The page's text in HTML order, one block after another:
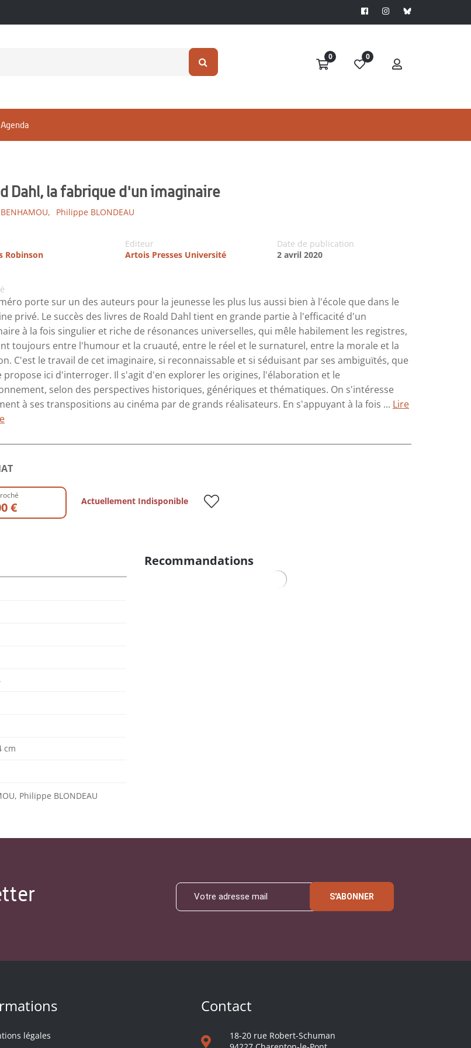
0 0
Agenda
Dahl, la fabrique d'un imaginaire
Philippe BLONDEAU
Robinson
Editeur
Artois Presses Université
Date de publication
2 avril 2020
porte sur un des auteurs pour la jeunesse les plus lus aussi bien à l'école que dans le
privé. Le succès des livres de Roald Dahl tient en grande partie à l'efficacité d'un
à la fois singulier et riche de résonances universelles, qui mêle habilement les registres,
toujours entre l'humour et la cruauté, entre le réel et le surnaturel, entre la morale et la
C'est le travail de cet imaginaire, si reconnaissable et si séduisant par ses ambiguïtés, que
propose ici d'interroger. Il s'agit d'en explorer les origines, l'élaboration et le
selon des perspectives historiques, génériques et thématiques. On s'intéresse
à ses transpositions au cinéma par de grands réalisateurs. En s'appuyant à la fois ... Lire
€ Actuellement Indisponible
cm
Philippe BLONDEAU
Recommandations
S'ABONNER
légales
Contact
18-20 rue Robert-Schuman